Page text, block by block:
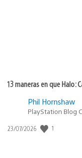
13 maneras en que Halo:
Phil Hornshaw
PlayStation Blog
Fecha
23/07/2026 1